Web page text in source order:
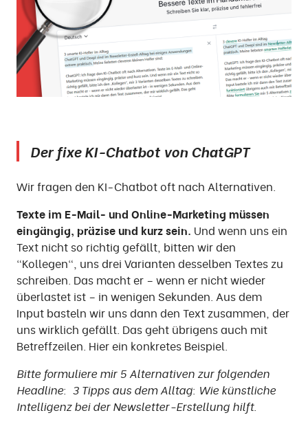
Der fixe KI-Chatbot von ChatGPT
Wir fragen den KI-Chatbot oft nach Alternativen.
Texte im E-Mail- und Online-Marketing müssen
eingängig, präzise und kurz sein. Und wenn uns ein
Text nicht so richtig gefällt, bitten wir den
"Kollegen", uns drei Varianten desselben Textes zu
schreiben. Das macht er – wenn er nicht wieder
überlastet ist – in wenigen Sekunden. Aus dem
Input basteln wir uns dann den Text zusammen, der
uns wirklich gefällt. Das geht übrigens auch mit
Betreffzeilen. Hier ein konkretes Beispiel.
Bitte formuliere mir 5 Alternativen zur folgenden
Headline: 3 Tipps aus dem Alltag: Wie künstliche
Intelligenz bei der Newsletter-Erstellung hilft.